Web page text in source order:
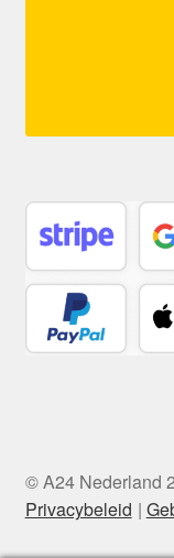
© A24 Nederland
Privacybeleid